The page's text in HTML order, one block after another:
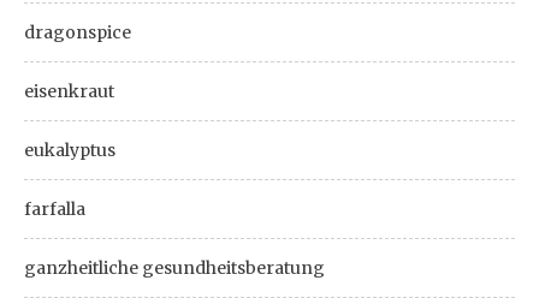
dragonspice
eisenkraut
eukalyptus
farfalla
ganzheitliche gesundheitsberatung